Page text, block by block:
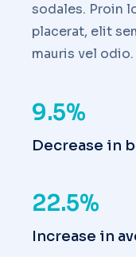
sodales. Proin
placerat, elit
mauris vel odio.
9.5%
Decrease in
22.5%
Increase in